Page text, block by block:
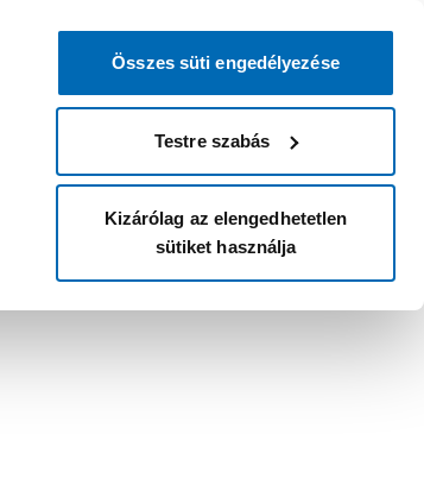
Összes süti engedélyezése
Testre szabás
Kizárólag az elengedhetetlen
sütiket használja